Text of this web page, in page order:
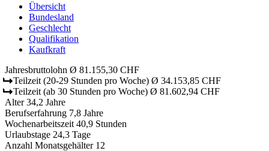
Übersicht
Bundesland
Geschlecht
Qualifikation
Kaufkraft
Jahresbruttolohn Ø 81.155,30 CHF
Teilzeit (20-29 Stunden pro Woche) Ø 34.153,85 CHF
Teilzeit (ab 30 Stunden pro Woche) Ø 81.602,94 CHF
Alter 34,2 Jahre
Berufserfahrung 7,8 Jahre
Wochenarbeitszeit 40,9 Stunden
Urlaubstage 24,3 Tage
Anzahl Monatsgehälter 12